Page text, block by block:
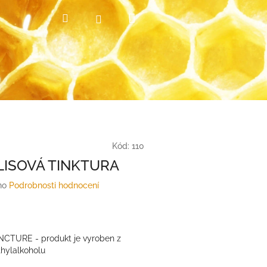
HledatPřihlášeníNákupní
košík
Kód: 110
TINKTURA
Podrobnosti hodnocení
- produkt je vyroben z